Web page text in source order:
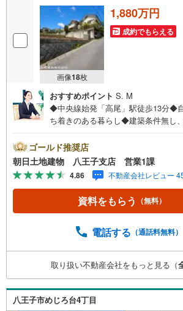
画像18枚
1,880万円
成約でもらえる
おすすめポイント S. M
◆中央線始発「高尾」駅徒歩13分◆
ち着きのある暮らし◆建築条件無し
たり・眺望良好◆小学校徒歩11分、
の通学も安心◆家計に優しい都市ガ
場には、ベビーベッドや キッズスペ
ります。 小さなお子様連れでも、安
い！資料請求、住宅ローンのご相談
ください！スタッフ25名でお客様が
シなどに掲載できない物件も多数ご
さい！■ご案内方法ご自宅へお迎え
わせ、弊社へのご来社など、ご相談
れば周辺環境、お客様の希望に合わ
をいたします。お住まい探しは朝日
店 営業5課にお任せください！
ゴールド推奨店
朝日土地建物 八王子支店 営業1課
4.86 不動産会社レビュー
資料をもらう （無料）
電話する （通話料無料）
取り扱い不動産会社をもっと見る（
八王子市めじろ台4丁目